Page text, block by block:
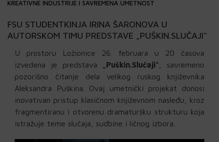
KREATIVNE INDUSTRIJE I SAVREMENA UMETNOST
FSU STUDENTKINJA IRINA ŠARONOVA U
AUTORSKOM TIMU PREDSTAVE „PUŠKIN.SLUČAJI“
U prostoru Ložionice 26. februara u 20 časova
izvedena je predstava
„Puškin.Slučaji“ , savremeno
pozorišno čitanje dela velikog ruskog književnika
Aleksandra Puškina. Ovaj umetnički projekat donosi
inovativan pristup klasičnom književnom nasleđu, kroz
fragmentiranu i otvorenu dramaturšku strukturu koja
istražuje teme slučaja, sudbine i ličnog izbora.